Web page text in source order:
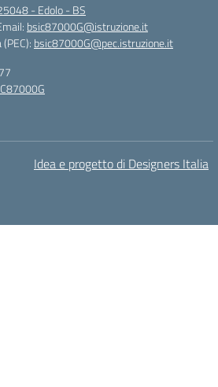
- Edolo - BS
bsic87000G@istruzione.it
bsic87000G@pec.istruzione.it
Idea e progetto di Designers Italia